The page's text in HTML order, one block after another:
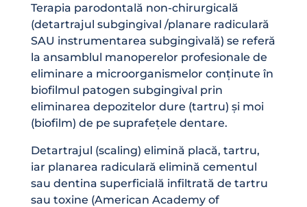
Terapia parodontală non-chirurgicală
(detartrajul subgingival /planare radiculară
SAU instrumentarea subgingivală) se referă
la ansamblul manoperelor profesionale de
eliminare a microorganismelor conținute în
biofilmul patogen subgingival prin
eliminarea depozitelor dure (tartru) și moi
(biofilm) de pe suprafețele dentare.
Detartrajul (scaling) elimină placă, tartru,
iar planarea radiculară elimină cementul
sau dentina superficială infiltrată de tartru
sau toxine (American Academy of